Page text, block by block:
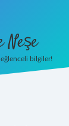
bilgiler!